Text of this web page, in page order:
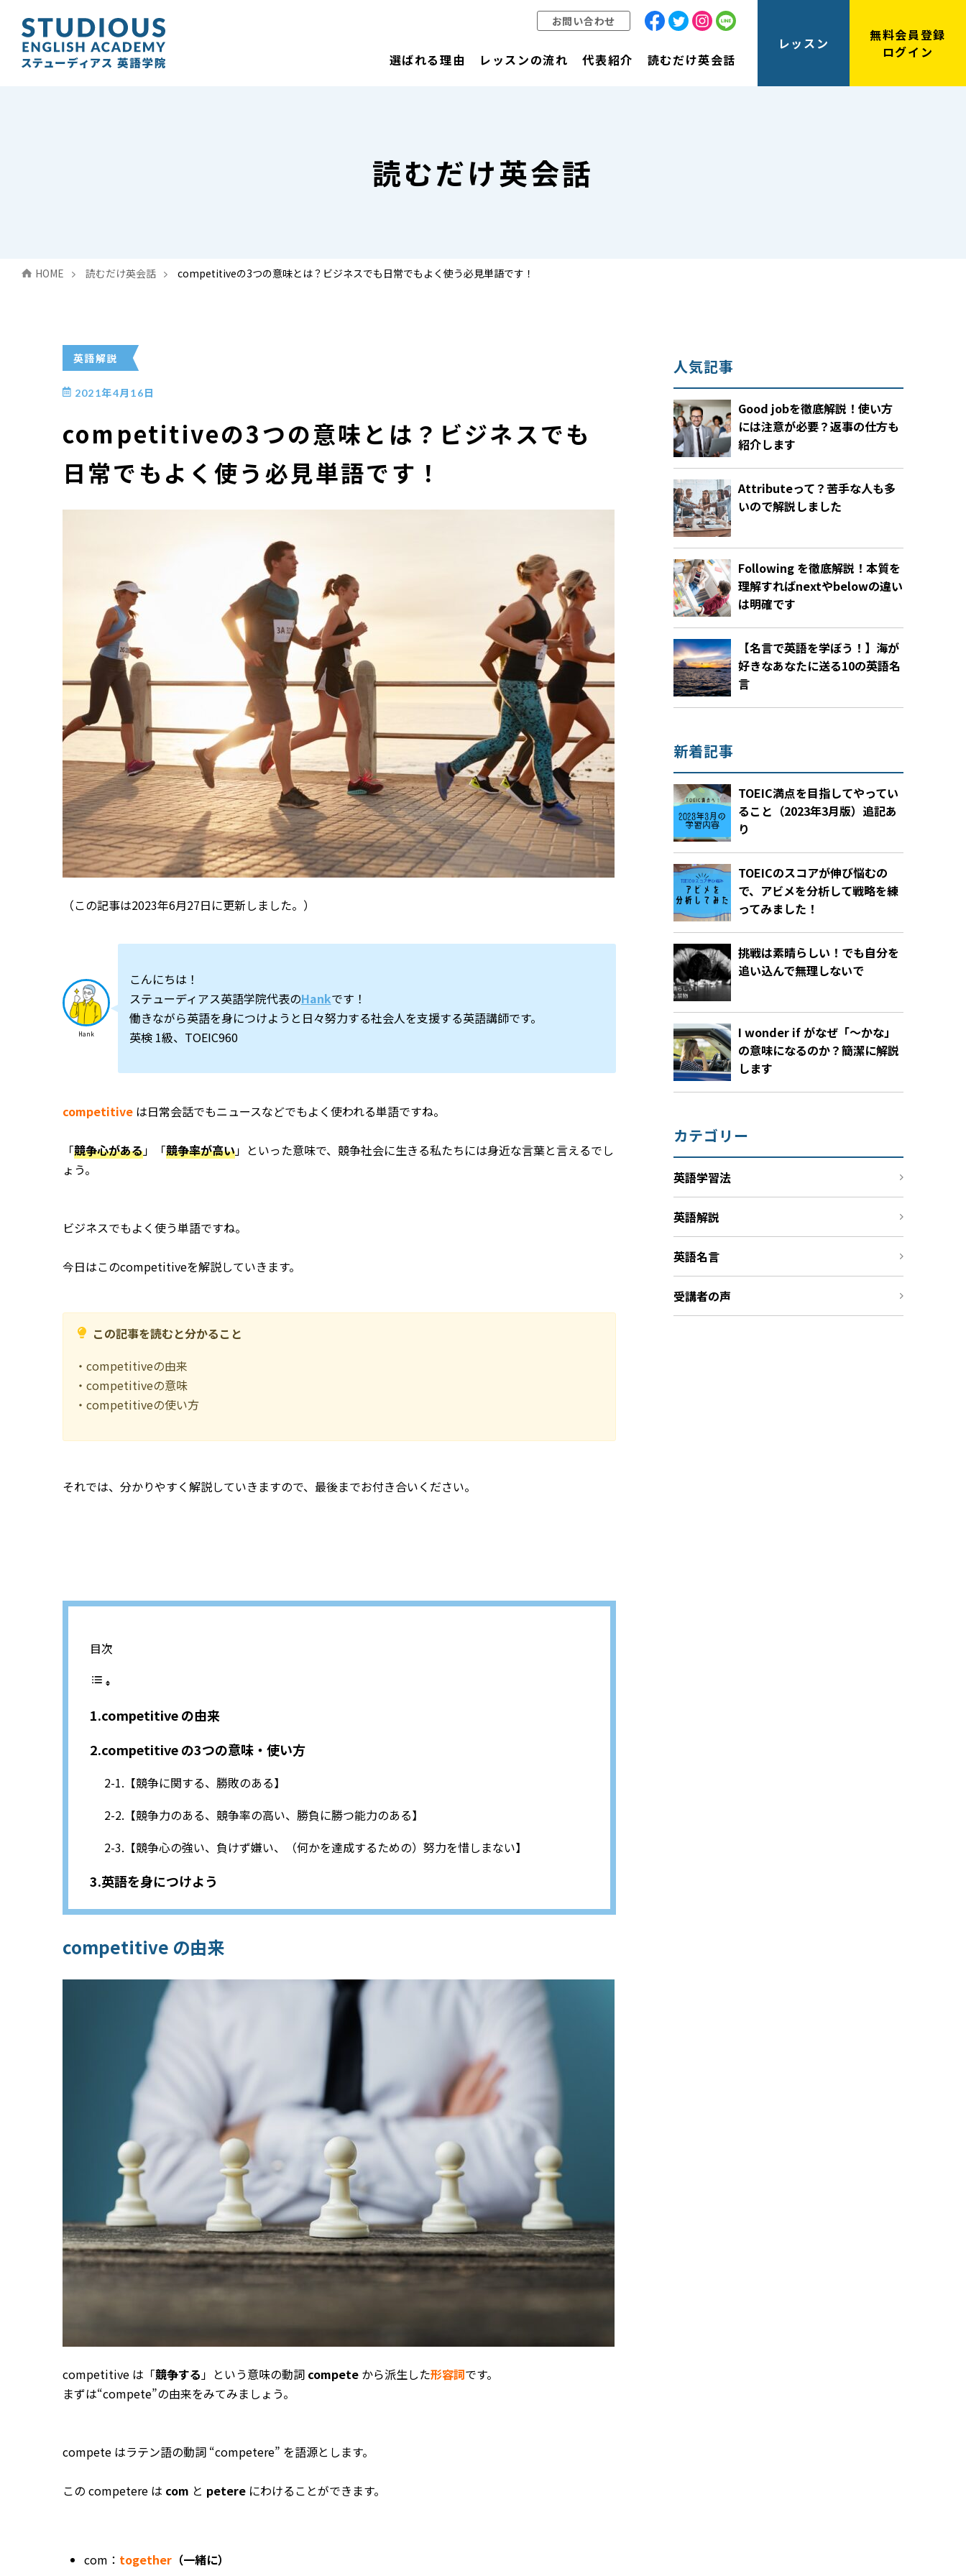
選ばれる理由 レッスンの流れ 代表紹介 読むだけ英会話
お問い合わせ
レッスン
無料会員登録
ログイン
読むだけ英会話
HOME 読むだけ英会話 competitiveの3つの意味とは？ビジネスでも日常でもよく使う必見単語です！
英語解説
2021年4月16日
competitiveの3つの意味とは？ビジネスでも
日常でもよく使う必見単語です！
（この記事は2023年6月27日に更新しました。）
Hank
こんにちは！
ステューディアス英語学院代表のHankです！
働きながら英語を身につけようと日々努力する社会人を支援する英語講師です。
英検 1級、TOEIC960
competitive は日常会話でもニュースなどでもよく使われる単語ですね。
「競争心がある」「競争率が高い」といった意味で、競争社会に生きる私たちには身近な言葉と言えるでし
ょう。
ビジネスでもよく使う単語ですね。
今日はこのcompetitiveを解説していきます。
この記事を読むと分かること
・competitiveの由来
・competitiveの意味
・competitiveの使い方
それでは、分かりやすく解説していきますので、最後までお付き合いください。
目次
competitive の由来
competitive の3つの意味・使い方
【競争に関する、勝敗のある】
【競争力のある、競争率の高い、勝負に勝つ能力のある】
【競争心の強い、負けず嫌い、（何かを達成するための）努力を惜しまない】
英語を身につけよう
competitive の由来
competitive は「競争する」という意味の動詞 compete から派生した形容詞です。
まずは“compete”の由来をみてみましょう。
compete はラテン語の動詞 “competere” を語源とします。
この competere は com と petere にわけることができます。
com： together （一緒に）
人気記事
Good jobを徹底解説！使い方
には注意が必要？返事の仕方も
紹介します
Attributeって？苦手な人も多
いので解説しました
Following を徹底解説！本質を
理解すればnextやbelowの違い
は明確です
【名言で英語を学ぼう！】海が
好きなあなたに送る10の英語名
言
新着記事
TOEIC満点を目指してやってい
ること（2023年3月版）追記あ
り
TOEICのスコアが伸び悩むの
で、アビメを分析して戦略を練
ってみました！
挑戦は素晴らしい！でも自分を
追い込んで無理しないで
I wonder if がなぜ「～かな」
の意味になるのか？簡潔に解説
します
カテゴリー
英語学習法
英語解説
英語名言
受講者の声